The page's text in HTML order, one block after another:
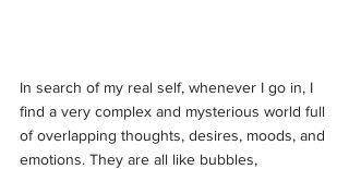
In search of my real self, whenever I go in, I
find a very complex and mysterious world full
of overlapping thoughts, desires, moods, and
emotions. They are all like bubbles,